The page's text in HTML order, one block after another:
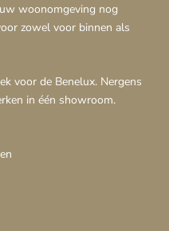
woonomgeving nog
zowel voor binnen als
voor de Benelux. Nergens
in één showroom.